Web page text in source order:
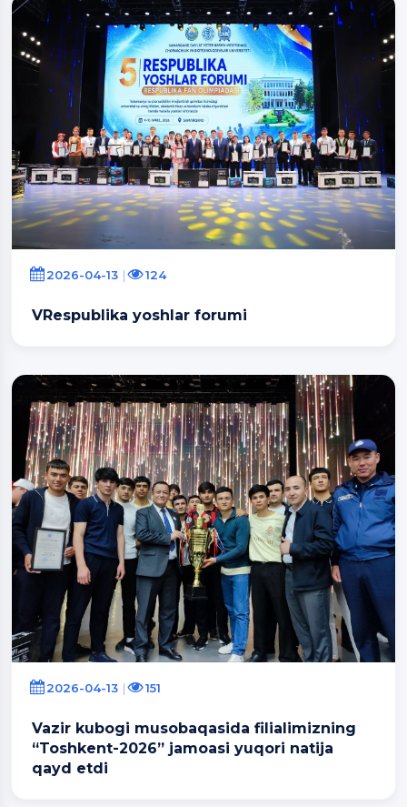
2026-04-13 124
VRespublika yoshlar forumi
2026-04-13 151
Vazir kubogi musobaqasida filialimizning
“Toshkent-2026” jamoasi yuqori natija
qayd etdi